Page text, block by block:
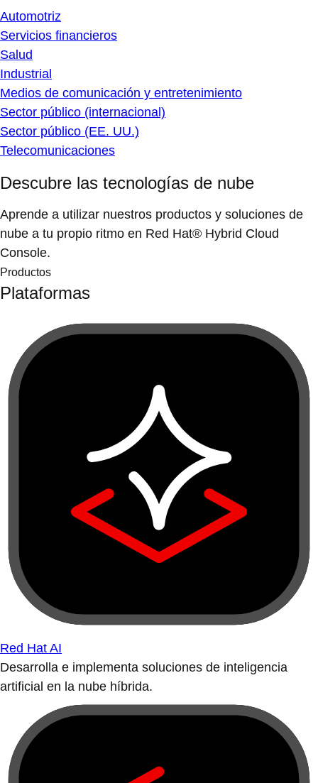
Automotriz
Servicios financieros
Salud
Industrial
Medios de comunicación y entretenimiento
Sector público (internacional)
Sector público (EE. UU.)
Telecomunicaciones
Descubre las tecnologías de nube
Aprende a utilizar nuestros productos y soluciones de
nube a tu propio ritmo en Red Hat® Hybrid Cloud
Console.
Productos
Plataformas
Red Hat AI
Desarrolla e implementa soluciones de inteligencia
artificial en la nube híbrida.